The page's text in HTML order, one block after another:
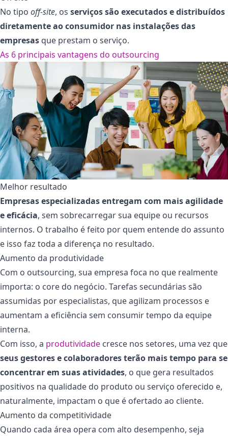
No tipo off-site, os serviços são executados e distribuídos
diretamente ao consumidor nas instalações das
empresas que prestam o serviço.
As 6 principais vantagens do outsourcing
Melhor resultado
Empresas especializadas entregam com mais agilidade
e eficácia, sem sobrecarregar sua equipe ou recursos
internos. O trabalho é feito por quem entende do assunto
e isso faz toda a diferença no resultado.
Aumento da produtividade
Com o outsourcing, sua empresa foca no que realmente
importa: o core do negócio. Tarefas secundárias são
assumidas por especialistas, que agilizam processos e
aumentam a eficiência sem consumir tempo da equipe
interna.
Com isso, a produtividade cresce nos setores, uma vez que
seus gestores e colaboradores terão mais tempo para se
concentrar em suas atividades, o que gera resultados
positivos na qualidade do produto ou serviço oferecido e,
naturalmente, impactam o que é ofertado ao cliente.
Aumento da competitividade
Quando cada área opera com alto desempenho, seja